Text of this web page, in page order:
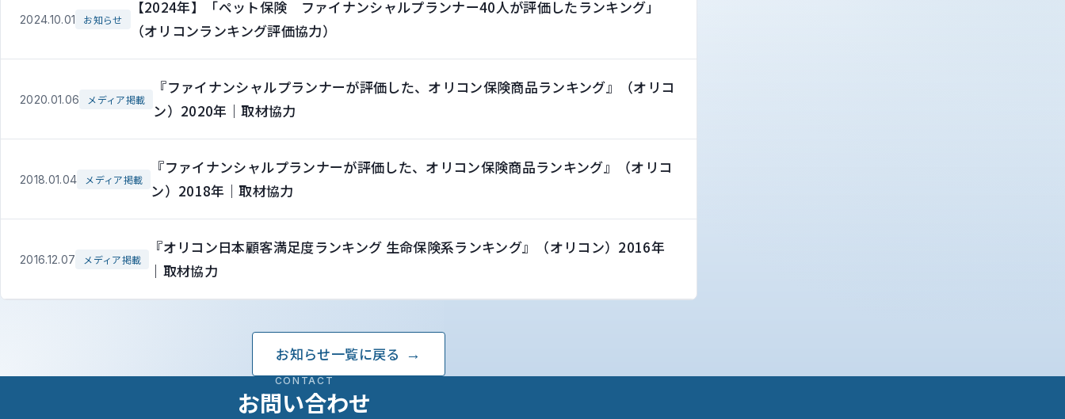
2024.10.01 お知らせ
【2024年】「ペット保険 ファイナンシャルプランナー40人が評価したランキング」
（オリコンランキング評価協力）
2020.01.06 メディア掲載
『ファイナンシャルプランナーが評価した、オリコン保険商品ランキング』（オリコ
ン）2020年｜取材協力
2018.01.04 メディア掲載
『ファイナンシャルプランナーが評価した、オリコン保険商品ランキング』（オリコ
ン）2018年｜取材協力
2016.12.07 メディア掲載
『オリコン日本顧客満足度ランキング 生命保険系ランキング』（オリコン）2016年
｜取材協力
お知らせ一覧に戻る
CONTACT
お問い合わせ